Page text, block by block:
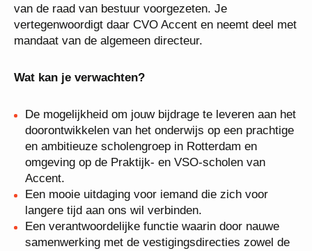
bedrijfsvoeringsoverleg (BO) op CVO-niveau. Dit
overleg- en adviesorgaan wordt door het lid van de
raad van bestuur voorgezeten. Je vertegenwoordigt
de algemeen directeur.
Wat kan je verwachten?
De mogelijkheid om jouw bijdrage te leveren aan
het doorontwikkelen van het onderwijs op een
prachtige en ambitieuze scholengroep in
Rotterdam en omgeving op de Praktijk- en VSO-
scholen van Accent.
Een mooie uitdaging voor iemand die zich voor
langere tijd aan ons wil verbinden.